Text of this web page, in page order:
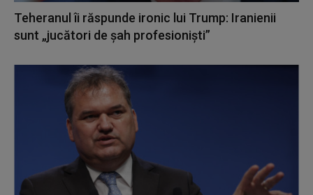
Teheranul îi răspunde ironic lui Trump: Iranienii
sunt „jucători de şah profesionişti”